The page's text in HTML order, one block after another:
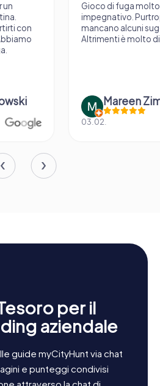
un
con
Gioco di fuga molto
impegnativo.
mancano alcuni
Altrimenti è molto
Mareen
03.02.
per il
aziendale
guide myCityHunt via chat
e punteggi condivisi